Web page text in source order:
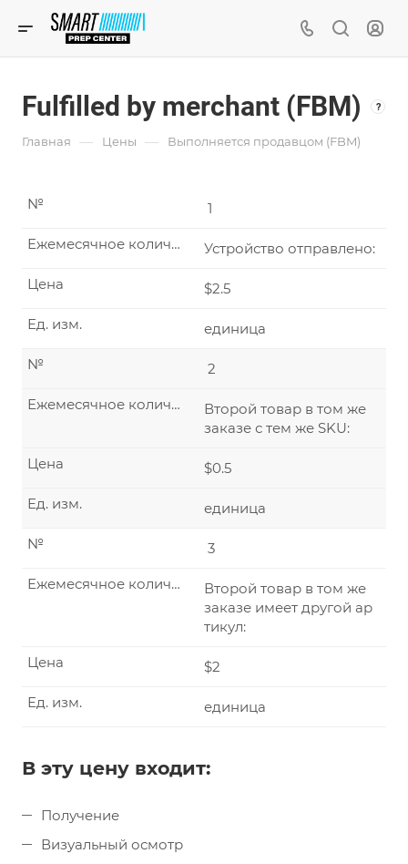
Fulfilled by merchant (FBM) ?
Главная — Цены — Выполняется продавцом (FBM)
1
№
Устройство отправлено:
Ежемесячное количество
$2.5
Цена
единица
Ед. изм.
2
№
Второй товар в том же
заказе с тем же SKU:
Ежемесячное количество
$0.5
Цена
единица
Ед. изм.
3
№
Второй товар в том же
заказе имеет другой ар
тикул:
Ежемесячное количество
$2
Цена
единица
Ед. изм.
В эту цену входит:
Получение
Визуальный осмотр